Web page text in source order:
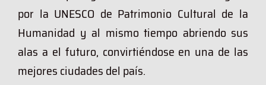
por la UNESCO de Patrimonio Cultural de la
Humanidad y al mismo tiempo abriendo sus
alas a el futuro, convirtiéndose en una de las
mejores ciudades del país.